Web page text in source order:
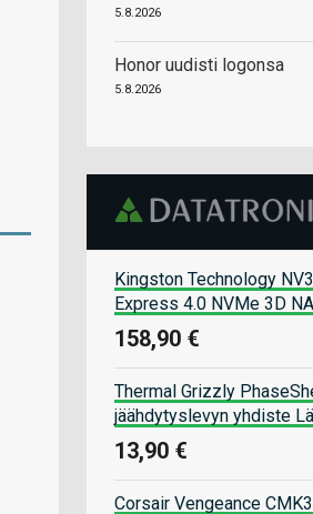
5.8.2026
Honor uudisti logonsa
5.8.2026
Kingston Technology
Express 4.0 NVMe 3D
158,90 €
Thermal Grizzly
jäähdytyslevyn yhdiste
13,90 €
Corsair Vengeance